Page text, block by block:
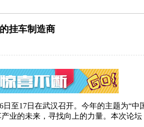
挂车制造商
至17日在武汉召开。今年的主题为“
业的未来，寻找向上的力量。本次论